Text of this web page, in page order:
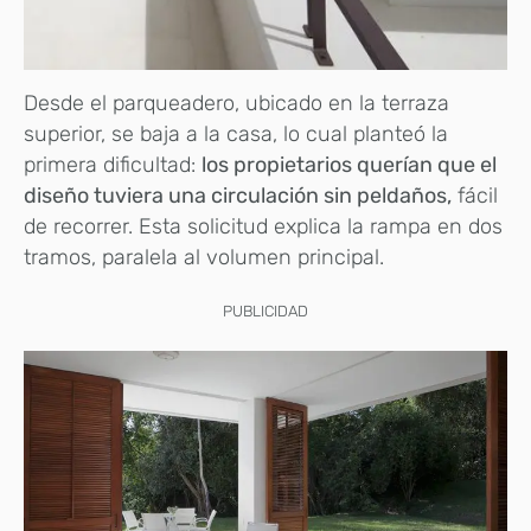
Desde el parqueadero, ubicado en la terraza
superior, se baja a la casa, lo cual planteó la
primera dificultad: los propietarios querían que el
diseño tuviera una circulación sin peldaños, fácil
de recorrer. Esta solicitud explica la rampa en dos
tramos, paralela al volumen principal.
PUBLICIDAD